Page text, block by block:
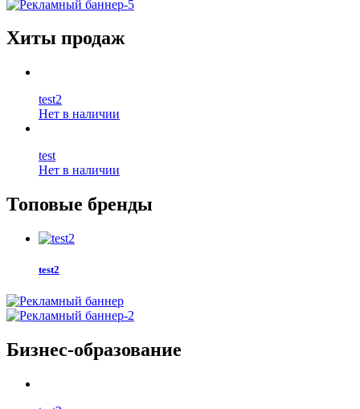
Хиты продаж
test2
Нет в наличии
test
Нет в наличии
Топовые бренды
test2
Бизнес-образование